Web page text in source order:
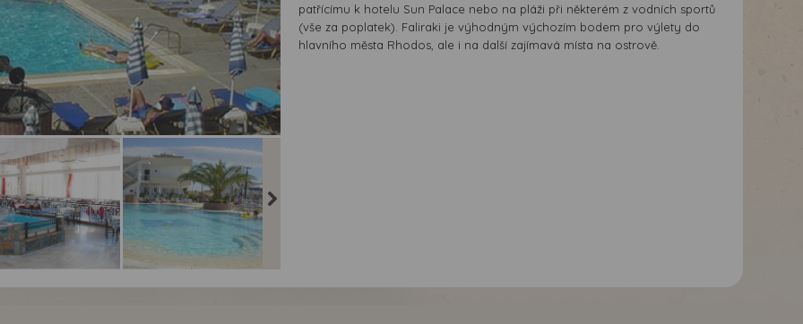
patřícímu k hotelu Sun Palace nebo na pláži při některém z vodních sportů
(vše za poplatek). Faliraki je výhodným výchozím bodem pro výlety do
hlavního města Rhodos, ale i na další zajímavá místa na ostrově.